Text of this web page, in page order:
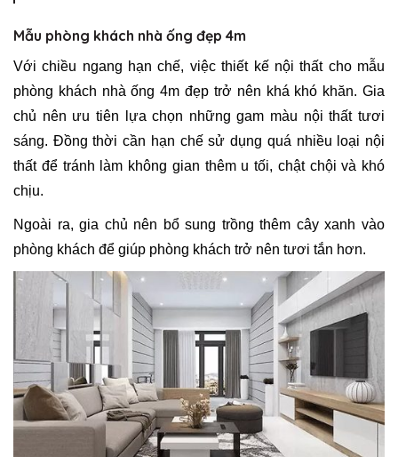
Mẫu phòng khách nhà ống đẹp 4m
Với chiều ngang hạn chế, việc thiết kế nội thất cho mẫu
phòng khách nhà ống 4m đẹp trở nên khá khó khăn. Gia
chủ nên ưu tiên lựa chọn những gam màu nội thất tươi
sáng. Đồng thời cần hạn chế sử dụng quá nhiều loại nội
thất để tránh làm không gian thêm u tối, chật chội và khó
chịu.
Ngoài ra, gia chủ nên bổ sung trồng thêm cây xanh vào
phòng khách để giúp phòng khách trở nên tươi tắn hơn.